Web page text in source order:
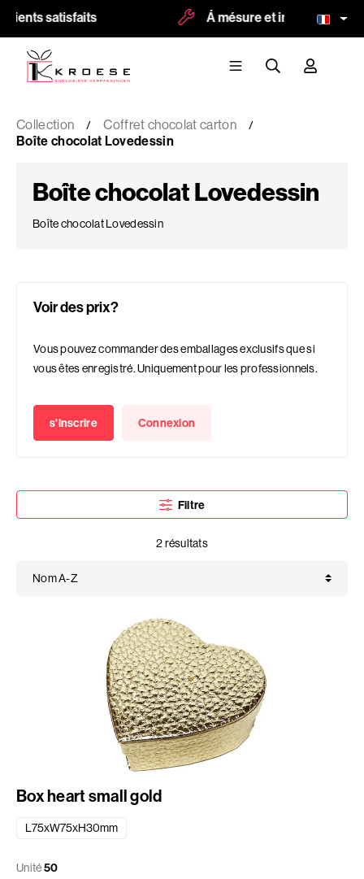
satisfaits Á mésure et impression
Collection
Coffret chocolat carton
Boîte chocolat Lovedessin
Boîte chocolat Lovedessin
Boîte chocolat Lovedessin
Voir des prix?
Vous pouvez commander des emballages exclusifs que si
vous êtes enregistré. Uniquement pour les professionnels.
s'inscrire Connexion
Filtre
2 résultats
Box heart small gold
L75xW75xH30mm
Unité50